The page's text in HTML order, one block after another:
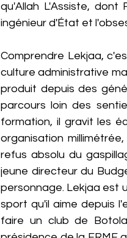
qu'Allah L'Assiste,
ingénieur d'État et
Comprendre Lekjaa,
culture administrative
produit depuis des
parcours loin des
formation, il gravit les
organisation
refus absolu du
jeune directeur du
personnage. Lekjaa est
sport qu'il aime depuis
faire un club de